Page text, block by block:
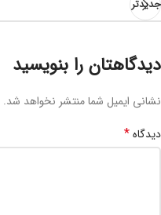
جدیدتر
دیدگاهتان را بنویسید
نشانی ایمیل شما منتشر نخواهد شد.
دیدگاه*